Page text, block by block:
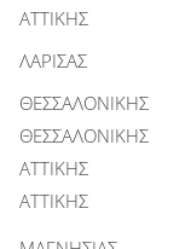
ΑΤΤΙΚΗΣ
ΛΑΡΙΣΑΣ
ΘΕΣΣΑΛΟΝΙΚΗΣ
ΘΕΣΣΑΛΟΝΙΚΗΣ
ΑΤΤΙΚΗΣ
ΑΤΤΙΚΗΣ